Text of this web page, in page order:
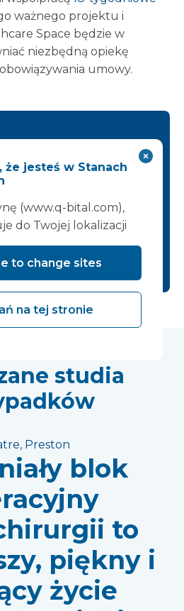
ważnego projektu i
Space będzie w
niezbędną opiekę
umowy.
z nami:
studia
blok
to
piękny i
życie
że jesteś w Stanach
(www.q-bital.com),
do Twojej lokalizacji
to change sites
na tej stronie